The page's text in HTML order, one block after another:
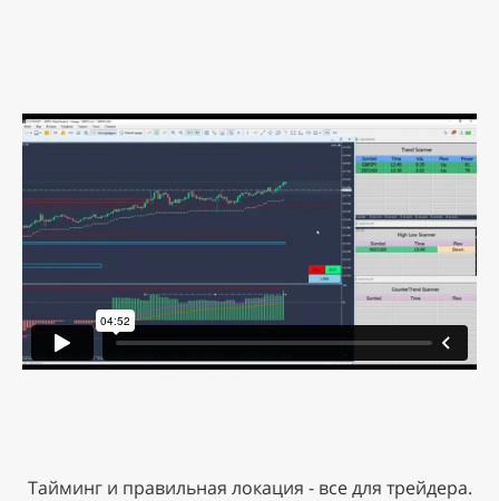
Тайминг и правильная локация - все для трейдера.